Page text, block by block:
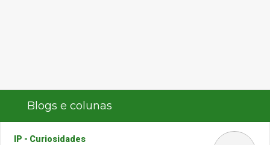
Blogs e colunas
IP - Curiosidades